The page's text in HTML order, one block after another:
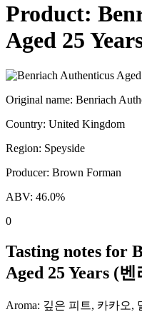
Product:
Aged 25
Original name: Benriach
Country: United Kingdom
Region: Speyside
Producer: Brown Forman
ABV: 46.0%
0
Tasting notes for
Aged 25 Years (벤
Aroma: 깊은 피트, 카카오,